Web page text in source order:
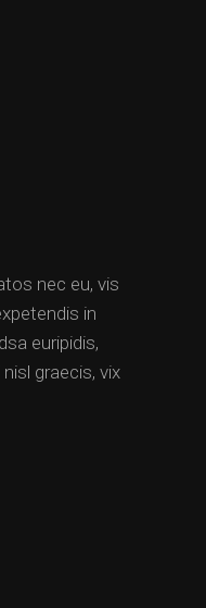
nec eu, vis
in
euripidis,
graecis, vix